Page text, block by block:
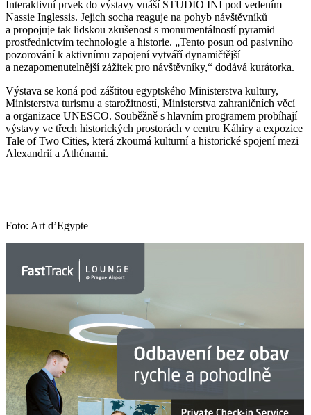
Interaktivní prvek do výstavy vnáší STUDIO INI pod vedením
Nassie Inglessis. Jejich socha reaguje na pohyb návštěvníků
a propojuje tak lidskou zkušenost s monumentálností pyramid
prostřednictvím technologie a historie. „Tento posun od pasivního
pozorování k aktivnímu zapojení vytváří dynamičtější
a nezapomenutelnější zážitek pro návštěvníky,“ dodává kurátorka.
Výstava se koná pod záštitou egyptského Ministerstva kultury,
Ministerstva turismu a starožitností, Ministerstva zahraničních věcí
a organizace UNESCO. Souběžně s hlavním programem probíhají
výstavy ve třech historických prostorách v centru Káhiry a expozice
Tale of Two Cities, která zkoumá kulturní a historické spojení mezi
Alexandrií a Athénami.
Foto: Art d’Egypte